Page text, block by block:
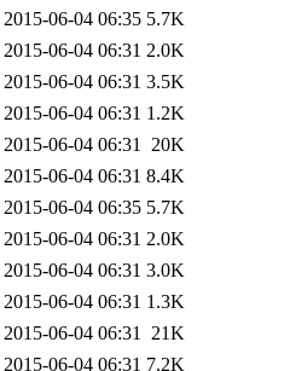
2015-06-04 06:35 5.7K
2015-06-04 06:31 2.0K
2015-06-04 06:31 3.5K
2015-06-04 06:31 1.2K
2015-06-04 06:31 20K
2015-06-04 06:31 8.4K
2015-06-04 06:35 5.7K
2015-06-04 06:31 2.0K
2015-06-04 06:31 3.0K
2015-06-04 06:31 1.3K
2015-06-04 06:31 21K
2015-06-04 06:31 7.2K